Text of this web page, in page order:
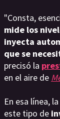
"Consta,
mide los
inyecta
que se
precisó la
en el aire de
En esa línea,
este tipo de